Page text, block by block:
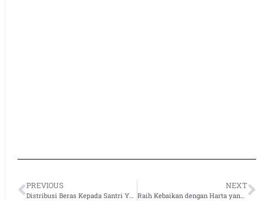
PREVIOUS
Distribusi Beras Kepada Santri Yatim Ponpes Al-Barokah
NEXT
Raih Kebaikan dengan Harta yang Kamu Cintai